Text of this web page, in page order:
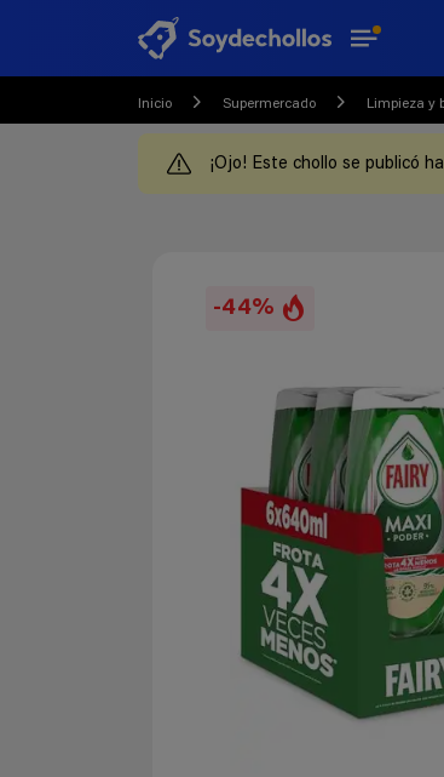
Inicio Supermercado Limpieza y
¡Ojo! Este chollo se publicó
-44%